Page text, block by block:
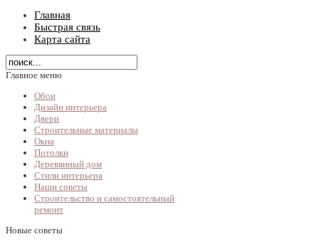
Главная
Быстрая связь
Карта сайта
Главное меню
Обои
Дизайн интерьера
Двери
Строительные материалы
Окна
Потолки
Деревянный дом
Стили интерьера
Наши советы
Строительство и самостоятельный
ремонт
Новые советы